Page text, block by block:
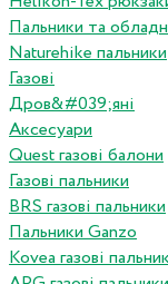
Пальники та
Naturehike пальники
Газові
Дров&#039;яні
Аксесуари
Quest газові балони
Газові пальники
BRS газові пальники
Пальники Ganzo
Kovea газові